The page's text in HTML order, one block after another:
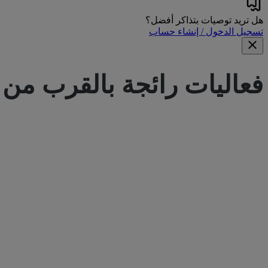
هل تريد توصيات بتذاكر أفضل؟
تسجيل الدخول / إنشاء حساب
فعاليات رائجة بالقرب من